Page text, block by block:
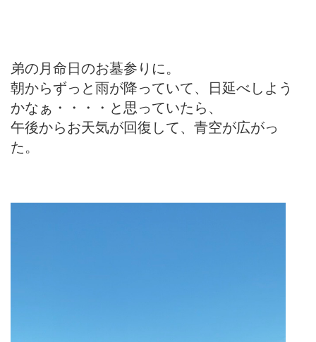
弟の月命日のお墓参りに。
朝からずっと雨が降っていて、日延べしよう
かなぁ・・・・と思っていたら、
午後からお天気が回復して、青空が広がっ
た。